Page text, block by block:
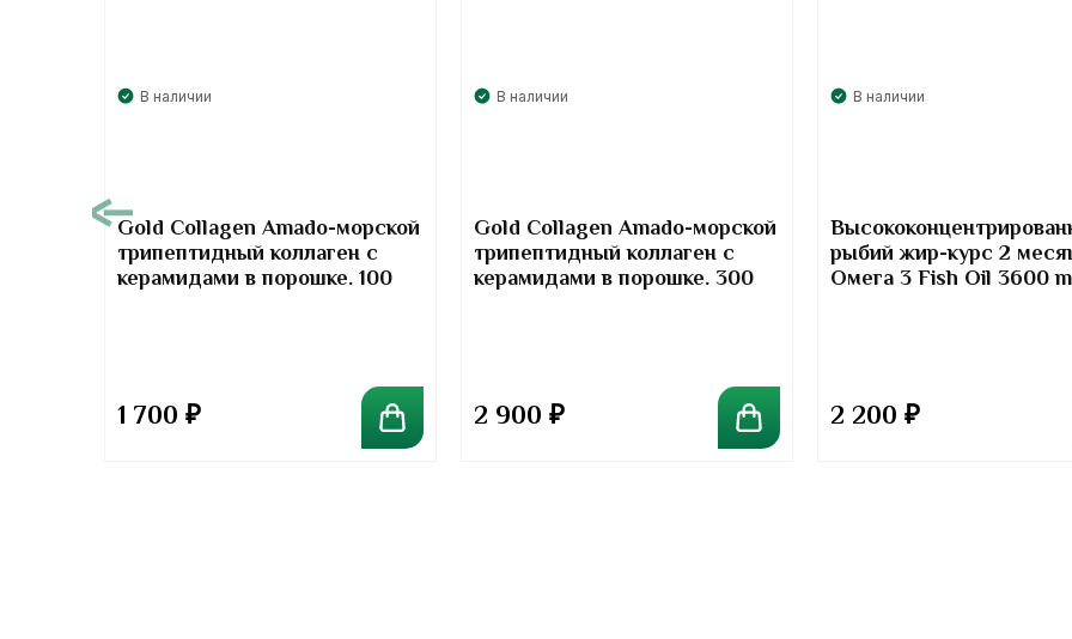
В наличии
Gold Collagen Amado-морской
трипептидный коллаген с
керамидами в порошке. 100
1 700 ₽
В наличии
Gold Collagen Amado-морской
трипептидный коллаген с
керамидами в порошке. 300
2 900 ₽
В наличии
рыбий жир-курс 2
Омега 3 Fish Oil 3600
2 200 ₽